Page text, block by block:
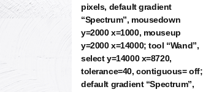
pixels, default gradient
“Spectrum”, mousedown
y=2000 x=1000, mouseup
y=2000 x=14000; tool “Wand”,
select y=14000 x=8720,
tolerance=40, contiguous= off;
default gradient “Spectrum”,